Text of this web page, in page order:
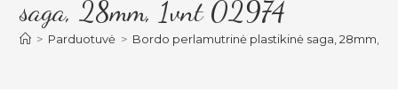
saga, 28mm, 1vnt 02974
> Parduotuvė > Bordo perlamutrinė plastikinė saga, 28mm,